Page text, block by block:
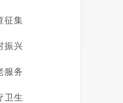
征集
振兴
服务
卫生